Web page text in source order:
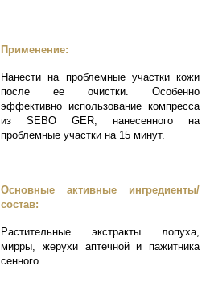
Применение:
Нанести на проблемные участки кожи
после ее очистки. Особенно
эффективно использование компресса
из SEBO GER, нанесенного на
проблемные участки на 15 минут.
Основные активные ингредиенты/
состав:
Растительные экстракты лопуха,
мирры, жерухи аптечной и пажитника
сенного.